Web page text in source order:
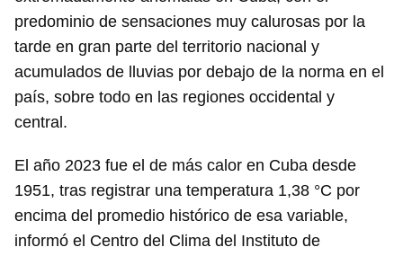
predominio de sensaciones muy calurosas por la
tarde en gran parte del territorio nacional y
acumulados de lluvias por debajo de la norma en el
país, sobre todo en las regiones occidental y
central.
El año 2023 fue el de más calor en Cuba desde
1951, tras registrar una temperatura 1,38 °C por
encima del promedio histórico de esa variable,
informó el Centro del Clima del Instituto de